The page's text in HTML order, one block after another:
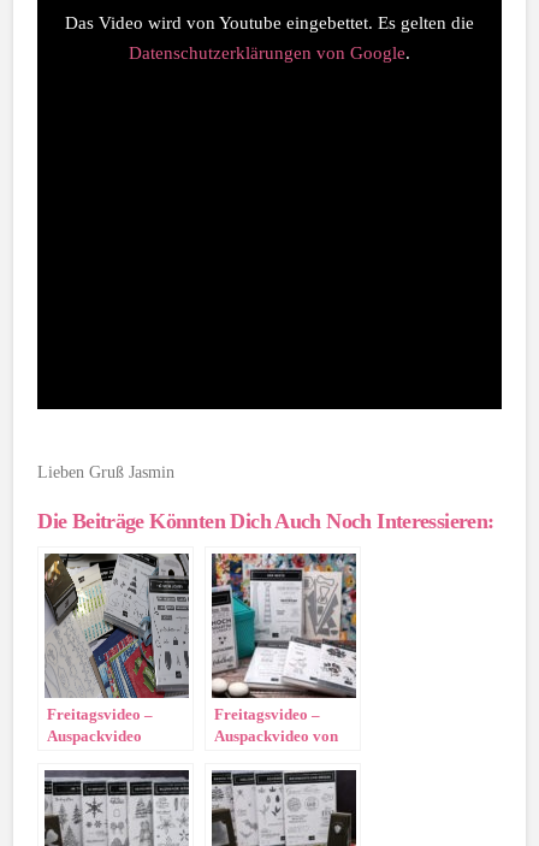
Das Video wird von Youtube eingebettet. Es gelten die
Datenschutzerklärungen von Google.
Lieben Gruß Jasmin
Die Beiträge Könnten Dich Auch Noch Interessieren:
Freitagsvideo –
Auspackvideo
Herbst/Winter“
Freitagsvideo –
Auspackvideo von